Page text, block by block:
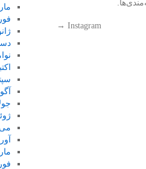
Instagram
→
اکتبر
ژوئن
می 2015